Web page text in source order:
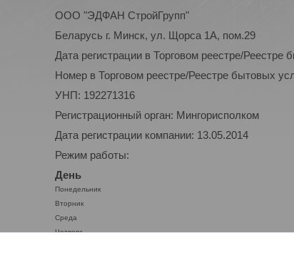
ООО "ЭДФАН СтройГрупп"
Беларусь г. Минск, ул. Щорса 1А, пом.29
Дата регистрации в Торговом реестре/
Номер в Торговом реестре/Реестре бытовых
УНП: 192271316
Регистрационный орган: Мингорисполком
Дата регистрации компании: 13.05.2014
Режим работы:
День
Понедельник
Вторник
Среда
Четверг